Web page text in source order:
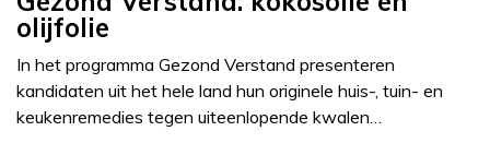
olijfolie
In het programma Gezond Verstand presenteren
kandidaten uit het hele land hun originele huis-, tuin- en
keukenremedies tegen uiteenlopende kwalen…